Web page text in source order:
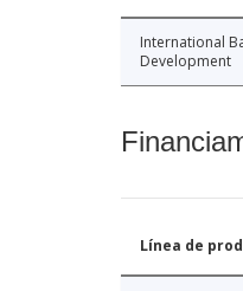
International
Development
Línea de